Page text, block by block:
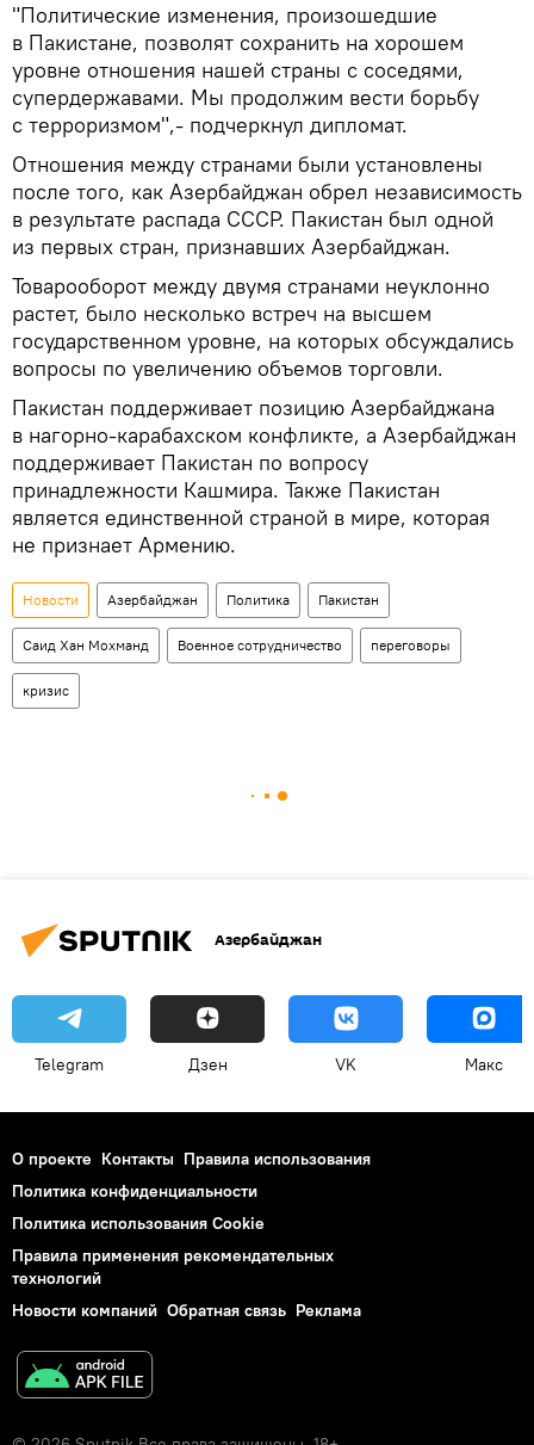
"Политические изменения, произошедшие
в Пакистане, позволят сохранить на хорошем
уровне отношения нашей страны с соседями,
супердержавами. Мы продолжим вести борьбу
с терроризмом",- подчеркнул дипломат.
Отношения между странами были установлены
после того, как Азербайджан обрел независимость
в результате распада СССР. Пакистан был одной
из первых стран, признавших Азербайджан.
Товарооборот между двумя странами неуклонно
растет, было несколько встреч на высшем
государственном уровне, на которых обсуждались
вопросы по увеличению объемов торговли.
Пакистан поддерживает позицию Азербайджана
в нагорно-карабахском конфликте, а Азербайджан
поддерживает Пакистан по вопросу
принадлежности Кашмира. Также Пакистан
является единственной страной в мире, которая
не признает Армению.
Новости Азербайджан Политика Пакистан
Саид Хан Мохманд Военное сотрудничество переговоры
кризис
Азербайджан
Telegram Дзен VK Макс
О проекте Контакты Правила использования
Политика конфиденциальности
Политика использования Cookie
Правила применения рекомендательных
технологий
Новости компаний Обратная связь Реклама